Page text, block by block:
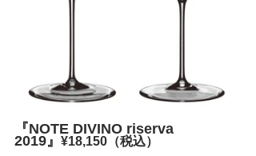
『NOTE DIVINO riserva
2019』 ¥18,150（税込）